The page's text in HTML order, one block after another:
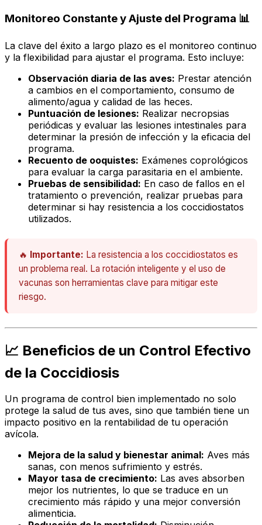
Monitoreo Constante y Ajuste del Programa 📊
La clave del éxito a largo plazo es el monitoreo continuo
y la flexibilidad para ajustar el programa. Esto incluye:
Observación diaria de las aves: Prestar atención
a cambios en el comportamiento, consumo de
alimento/agua y calidad de las heces.
Puntuación de lesiones: Realizar necropsias
periódicas y evaluar las lesiones intestinales para
determinar la presión de infección y la eficacia del
programa.
Recuento de ooquistes: Exámenes coprológicos
para evaluar la carga parasitaria en el ambiente.
Pruebas de sensibilidad: En caso de fallos en el
tratamiento o prevención, realizar pruebas para
determinar si hay resistencia a los coccidiostatos
utilizados.
🔥 Importante: La resistencia a los coccidiostatos es
un problema real. La rotación inteligente y el uso de
vacunas son herramientas clave para mitigar este
riesgo.
📈 Beneficios de un Control Efectivo
de la Coccidiosis
Un programa de control bien implementado no solo
protege la salud de tus aves, sino que también tiene un
impacto positivo en la rentabilidad de tu operación
avícola.
Mejora de la salud y bienestar animal: Aves más
sanas, con menos sufrimiento y estrés.
Mayor tasa de crecimiento: Las aves absorben
mejor los nutrientes, lo que se traduce en un
crecimiento más rápido y una mejor conversión
alimenticia.